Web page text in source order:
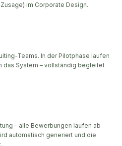
im Corporate Design.
Teams. In der Pilotphase laufen
das System – vollständig begleitet
– alle Bewerbungen laufen ab
automatisch generiert und die